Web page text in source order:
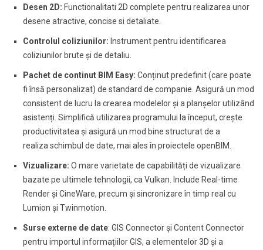
Desen 2D: Functionalitati 2D complete pentru realizarea unor
desene atractive, concise si detaliate.
Controlul coliziunilor: Instrument pentru identificarea
coliziunilor brute și de detaliu.
Pachet de continut BIM Easy: Conținut predefinit (care poate
fi însă personalizat) de standard de companie. Asigură un mod
consistent de lucru la crearea modelelor și a planșelor utilizând
asistenți. Simplifică utilizarea programului la început, crește
productivitatea și asigură un mod bine structurat de a
realiza schimbul de date, mai ales în proiectele openBIM.
Vizualizare: O mare varietate de capabilități de vizualizare
bazate pe ultimele tehnologii, ca Vulkan. Include Real-time
Render și CineWare, precum și sincronizare în timp real cu
Lumion și Twinmotion.
Surse externe de date: GIS Connector și Content Connector
pentru importul informațiilor GIS, a elementelor 3D și a